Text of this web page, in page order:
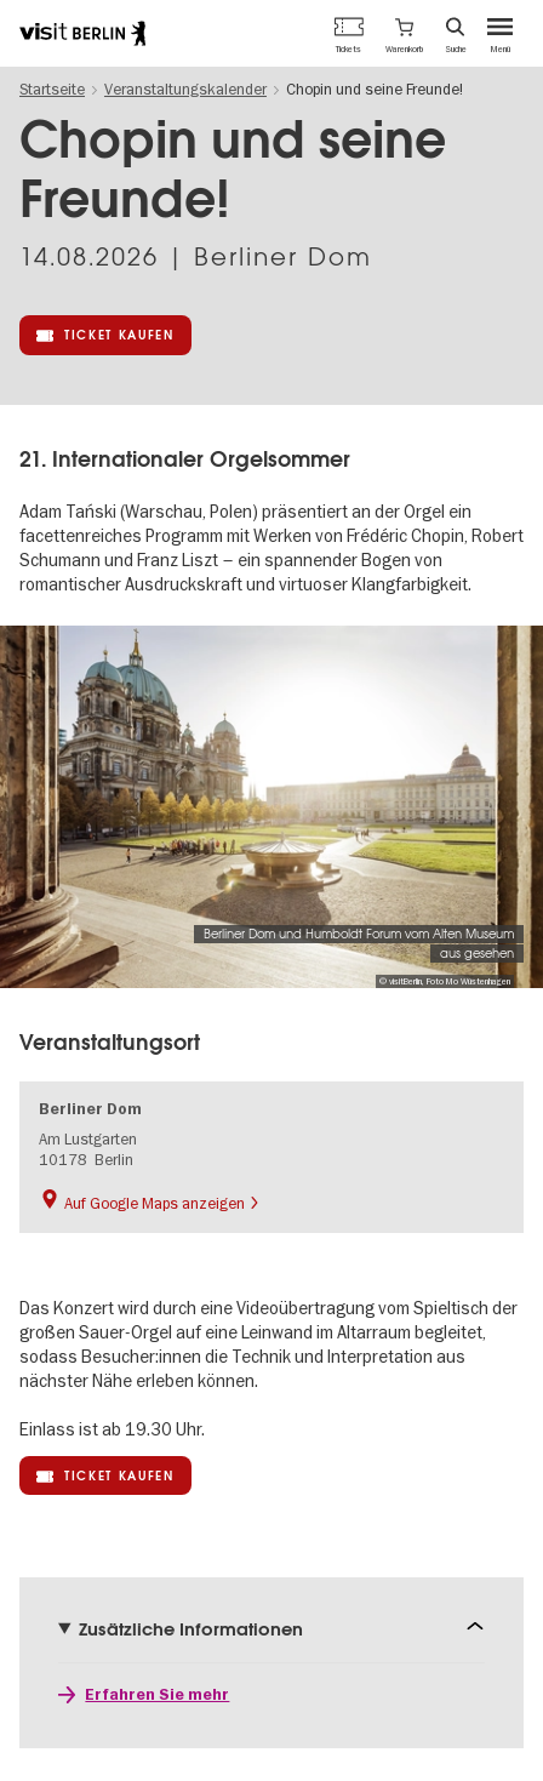
zum
Inhalt
Berlins
offizielles
Tourismusportal
Menü
Tickets Warenkorb Suche
Startseite Veranstaltungskalender Chopin und seine Freunde!
Chopin und seine
Freunde!
14.08.2026 | Berliner Dom
TICKET KAUFEN
21. Internationaler Orgelsommer
Adam Tański (Warschau, Polen) präsentiert an der Orgel ein
facettenreiches Programm mit Werken von Frédéric Chopin, Robert
Schumann und Franz Liszt – ein spannender Bogen von
romantischer Ausdruckskraft und virtuoser Klangfarbigkeit.
Image
gallery
© visitBerlin, Foto Mo Wüstenhagen
Berliner Dom und Humboldt Forum vom Alten Museum
aus gesehen
Veranstaltungsort
Berliner Dom
Am Lustgarten
10178 Berlin
Auf Google Maps anzeigen
Das Konzert wird durch eine Videoübertragung vom Spieltisch der
großen Sauer-Orgel auf eine Leinwand im Altarraum begleitet,
sodass Besucher:innen die Technik und Interpretation aus
nächster Nähe erleben können.
Einlass ist ab 19.30 Uhr.
TICKET KAUFEN
Zusätzliche Informationen
Erfahren Sie mehr